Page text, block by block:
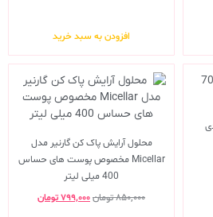
افزودن به سبد خرید
محلول آرایش پاک کن گارنیر مدل
Micellar مخصوص پوست های حساس
400 میلی لیتر
۸۵۰,۰۰۰تومان۷۹۹,۰۰۰تومان